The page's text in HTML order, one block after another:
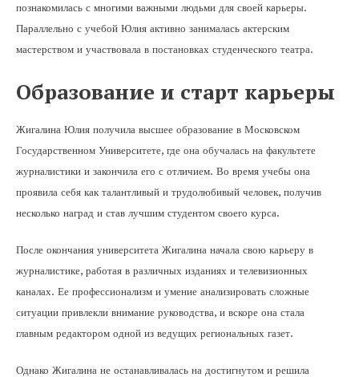
познакомилась с многими важными людьми для своей карьеры.
Параллельно с учебой Юлия активно занималась актерским
мастерством и участвовала в постановках студенческого театра.
Образование и старт карьеры
Жигалина Юлия получила высшее образование в Московском
Государственном Университете, где она обучалась на факультете
журналистики и закончила его с отличием. Во время учебы она
проявила себя как талантливый и трудолюбивый человек, получив
несколько наград и став лучшим студентом своего курса.
После окончания университета Жигалина начала свою карьеру в
журналистике, работая в различных изданиях и телевизионных
каналах. Ее профессионализм и умение анализировать сложные
ситуации привлекли внимание руководства, и вскоре она стала
главным редактором одной из ведущих региональных газет.
Однако Жигалина не останавливалась на достигнутом и решила